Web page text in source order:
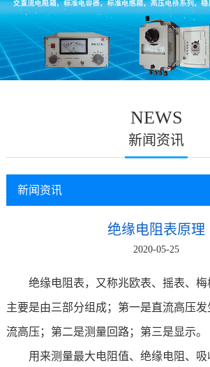
NEWS
新闻资讯
新闻资讯
绝缘电阻表原理
2020-05-25
绝缘电阻表，又称兆欧表、摇表、梅
主要是由三部分组成；第一是直流高压
流高压；第二是测量回路；第三是显示。
用来测量最大电阻值、绝缘电阻、吸